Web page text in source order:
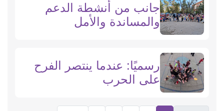
جانب من أنشطة الدعم
والمساندة والأمل
رسميًا: عندما ينتصر الفرح
على الحرب